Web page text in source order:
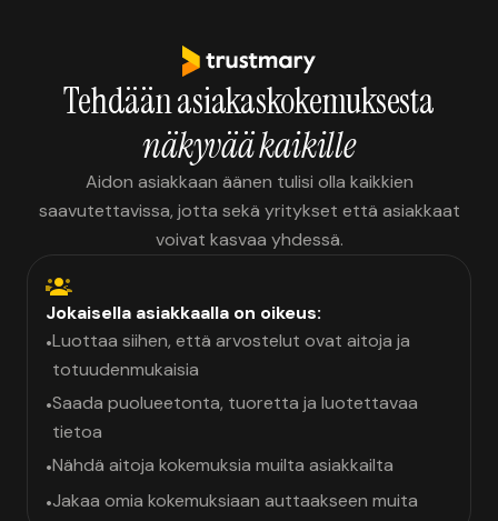
Tehdään asiakaskokemuksesta
näkyvää kaikille
Aidon asiakkaan äänen tulisi olla kaikkien
saavutettavissa, jotta sekä yritykset että asiakkaat
voivat kasvaa yhdessä.
Jokaisella asiakkaalla on oikeus:
•Luottaa siihen, että arvostelut ovat aitoja ja
totuudenmukaisia
•Saada puolueetonta, tuoretta ja luotettavaa
tietoa
•Nähdä aitoja kokemuksia muilta asiakkailta
•Jakaa omia kokemuksiaan auttaakseen muita